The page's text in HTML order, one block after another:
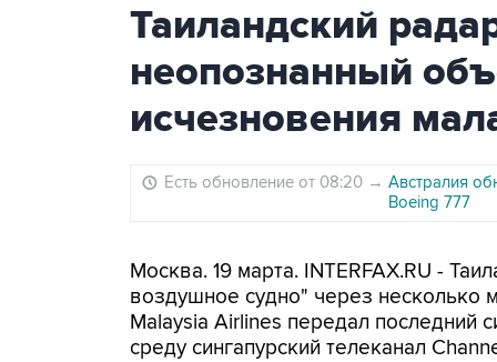
Таиландский
неопознанный
исчезновения
Есть обновление от 08:20 → Австралия
Boeing 777
Москва. 19 марта. INTERFAX.RU -
воздушное судно" через несколько
Malaysia Airlines передал последний
среду сингапурский телеканал